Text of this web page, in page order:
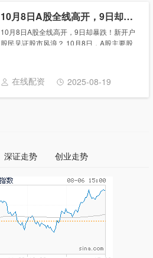
10月8日A股全线高开，9日却暴跌！新开户股民见证股市风浪？
10月8日A股全线高开，9日却暴跌！新开户
股民见证股市风浪？ 10月8日，A股主要股
沪指跌6.62%，深成指跌8......
在线配资 2025-08-19
深证走势 创业走势